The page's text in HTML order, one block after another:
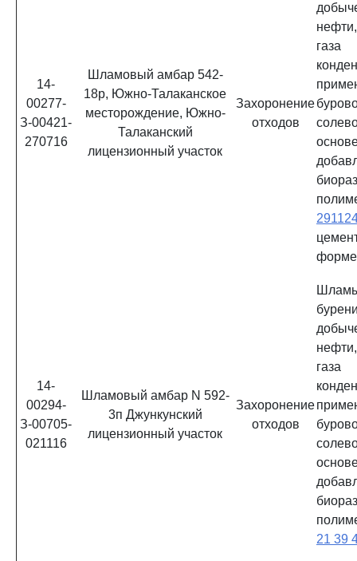
14-
00277-
З-00421-
270716
Шламовый амбар 542-
18р, Южно-Талаканское
месторождение, Южно-
Талаканский
лицензионный участок
Захоронение
отходов
газа
14-
00294-
З-00705-
021116
Шламовый амбар N 592-
3п Джункунский
лицензионный участок
Захоронение
отходов
газа
21 39